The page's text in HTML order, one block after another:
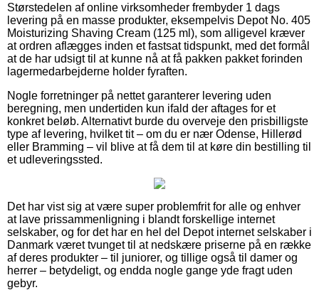
Størstedelen af online virksomheder frembyder 1 dags
levering på en masse produkter, eksempelvis Depot No. 405
Moisturizing Shaving Cream (125 ml), som alligevel kræver
at ordren aflægges inden et fastsat tidspunkt, med det formål
at de har udsigt til at kunne nå at få pakken pakket forinden
lagermedarbejderne holder fyraften.
Nogle forretninger på nettet garanterer levering uden
beregning, men undertiden kun ifald der aftages for et
konkret beløb. Alternativt burde du overveje den prisbilligste
type af levering, hvilket tit – om du er nær Odense, Hillerød
eller Bramming – vil blive at få dem til at køre din bestilling til
et udleveringssted.
Det har vist sig at være super problemfrit for alle og enhver
at lave prissammenligning i blandt forskellige internet
selskaber, og for det har en hel del Depot internet selskaber i
Danmark været tvunget til at nedskære priserne på en række
af deres produkter – til juniorer, og tillige også til damer og
herrer – betydeligt, og endda nogle gange yde fragt uden
gebyr.